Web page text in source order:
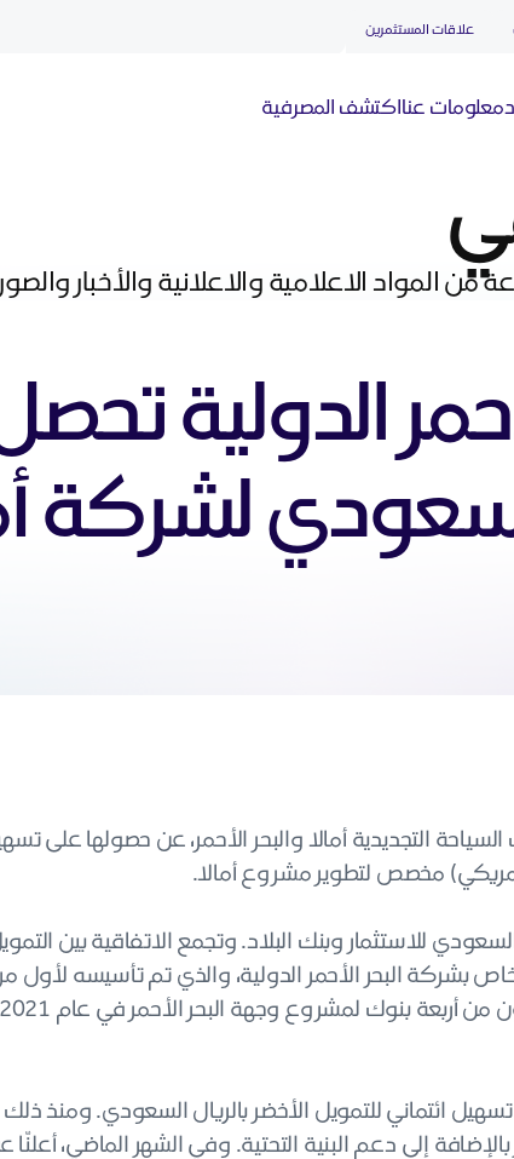
علاقات المستثمرين
معلومات عنااكتشف المصرفية
من المواد الاعلامية والاعلانية والأخبار
الدولية
التجديدية أمالا والبحر الأحمر، عن حصولها على
للاستثمار وبنك البلاد. وتجمع الاتفاقية بين
بشركة البحر الأحمر الدولية، والذي تم تأسيسه لأول
بنوك لمشروع وجهة البحر الأحمر في عام 2021م.
تسهيل ائتماني للتمويل الأخضر بالريال السعودي. ومنذ ذلك
الأحمر بالإضافة إلى دعم البنية التحتية. وفي الشهر الماضي،